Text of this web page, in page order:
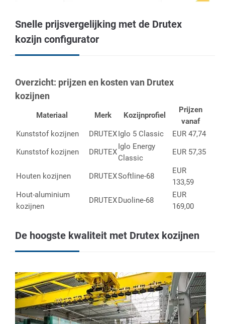
Snelle prijsvergelijking met de Drutex
kozijn configurator
Overzicht: prijzen en kosten van Drutex
kozijnen
Materiaal Merk Kozijnprofiel
Prijzen
vanaf
Kunststof kozijnen
DRUTEXIglo 5 Classic
EUR 47,74
Kunststof kozijnen
DRUTEX
Iglo Energy
Classic
EUR 57,35
Houten kozijnen DRUTEXSoftline-68
EUR
133,59
Hout-aluminium
kozijnen
DRUTEXDuoline-68
EUR
169,00
De hoogste kwaliteit met Drutex kozijnen